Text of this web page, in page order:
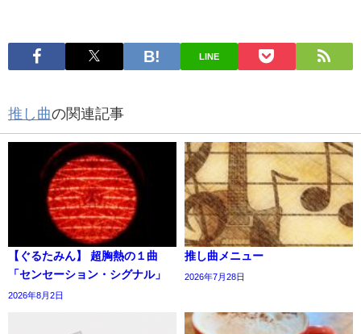
LINE
推し曲の関連記事
【ぐるたみん】 超胸熱の１曲
「センセーション・シグナル」
2026年8月2日
推し曲メニュー
2026年7月28日